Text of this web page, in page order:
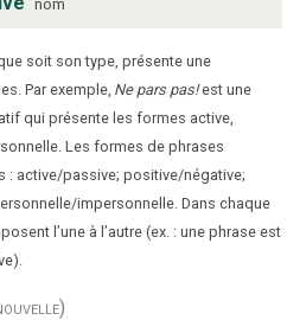
nom
soit son type, présente une
Par exemple, Ne pars pas!est une
qui présente les formes active,
Les formes de phrases
: active/passive; positive/négative;
impersonnelle. Dans chaque
l’une à l’autre (ex. : une phrase est